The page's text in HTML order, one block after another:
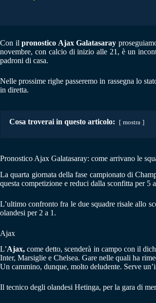
Con ilpronostico Ajax Galatasaray
novembre, con calcio di inizio alle 21, è un
padroni di casa.
Nelle prossime righe passeremo in rassegna lo
in diretta.
Cosa troverai in questo articolo: mostra
Pronostico Ajax Galatasaray: come arrivano le
La quarta giornata della fase campionato di
questa competizione e reduci dalla sconfitta per
L’ultimo confronto fra le due squadre risale allo
olandesi per 2 a 1.
Ajax
L’Ajax, come detto, scenderà in campo con il
Inter, Marsiglie e Chelsea. Gare nelle quali ha
Un cammino, dunque, molto deludente. Serve
Il tecnico degli olandesi Hetinga, per la gara di